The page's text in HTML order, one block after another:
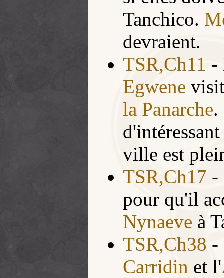
Tanchico.
devraient.
TSR,Ch11 -
Egwene
la Panarche.
ville est
TSR,Ch17 -
pour qu'il
Nynaeve à
TSR,Ch38 -
Carridin et l'